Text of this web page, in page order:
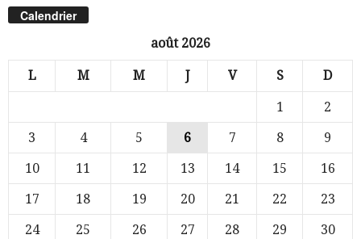
Calendrier
août 2026
L M M J V S D
1
2
3
4 5 6 7 8
9
10
11 12 13 14 15
16
17
18 19 20 21 22
23
24
25 26 27 28 29
30